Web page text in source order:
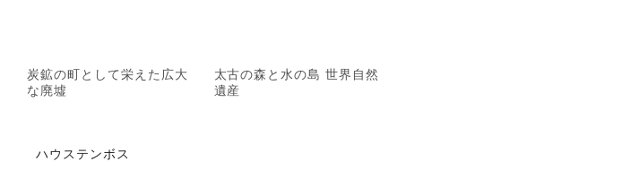
炭鉱の町として栄えた広大
な廃墟
太古の森と水の島 世界自然
遺産
ハウステンボス